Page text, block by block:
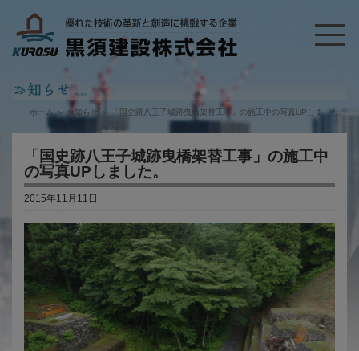
ホーム＞ お知らせ ＞ 「国史跡八王子城跡曳橋架替工事」の施工中の写真UPしました。
「国史跡八王子城跡曳橋架替工事」の施工中
の写真UPしました。
2015年11月11日